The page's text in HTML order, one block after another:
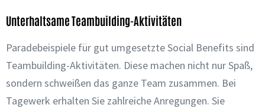
Unterhaltsame Teambuilding-Aktivitäten
Paradebeispiele für gut umgesetzte Social Benefits sind
Teambuilding-Aktivitäten. Diese machen nicht nur Spaß,
sondern schweißen das ganze Team zusammen. Bei
Tagewerk erhalten Sie zahlreiche Anregungen. Sie